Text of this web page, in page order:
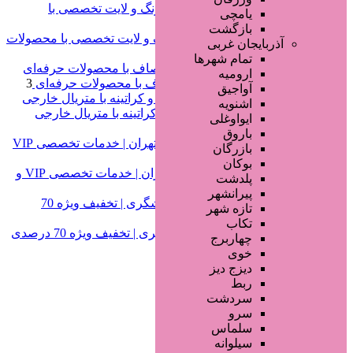
یامچی
بازگشت
آذربایجان غربی
تمام شهر‌ها
ارومیه
آواجیق
اشنویه
ایواوغلی
باروق
بازرگان
بوکان
پلدشت
پیرانشهر
تازه شهر
تکاب
چهاربرج
خوی
دیزج دیز
ربط
سردشت
سرو
سلماس
سیلوانه
کراتین تضمینی در اصفهان | رنگ و لایت تخصصی با محصولات
تماس بگیرید
احیای تخصصی موهای فر و صاف با محصولات حرفه‌ای 3
رنگ و لایت مو | پروتئینه، احیا و کراتینه با متریال خارجی
فشیال و پاکسازی پوست در تهران | خدمات تخصصی VIP و
700,000
آموزش خدمات زیبایی و آرایشگری | تخفیف ویژه 70 درصدی
محرم و صفر تماس بگیرید